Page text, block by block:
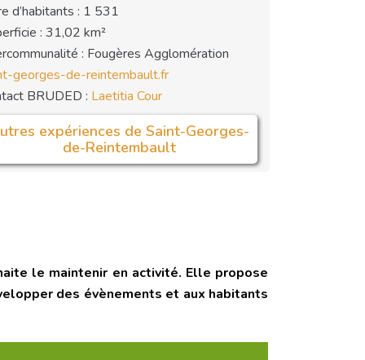
d’habitants : 1 531
: 31,02 km²
: Fougères Agglomération
georges-de-reintembault.fr
BRUDED : Laetitia Cour
expériences de Saint-Georges-
de-Reintembault
le maintenir en activité. Elle propose
des évènements et aux habitants